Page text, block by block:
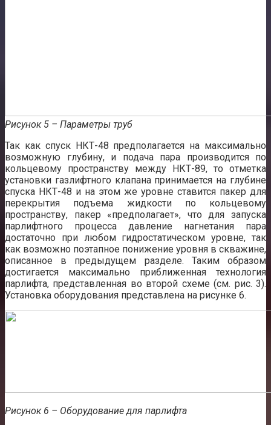
Рисунок 5 – Параметры труб
Так как спуск НКТ-48 предполагается на максимально
возможную глубину, и подача пара производится по
кольцевому пространству между НКТ-89, то отметка
установки газлифтного клапана принимается на глубине
спуска НКТ-48 и на этом же уровне ставится пакер для
перекрытия подъема жидкости по кольцевому
пространству, пакер «предполагает», что для запуска
парлифтного процесса давление нагнетания пара
достаточно при любом гидростатическом уровне, так
как возможно поэтапное понижение уровня в скважине,
описанное в предыдущем разделе. Таким образом
достигается максимально приближенная технология
парлифта, представленная во второй схеме (см. рис. 3).
Установка оборудования представлена на рисунке 6.
Рисунок 6 – Оборудование для парлифта